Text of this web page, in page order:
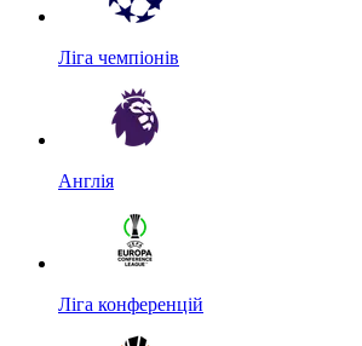
Ліга чемпіонів
Англія
Ліга конференцій